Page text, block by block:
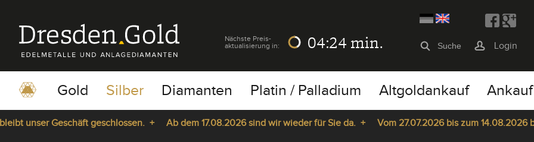
Nächste Preis-
aktualisierung in:
04:24 min. Login
Gold Silber Diamanten Platin / Palladium Altgoldankauf Ankauf
unser Geschäft geschlossen. + Ab dem 17.08.2026 sind wir wieder für Sie da. + Vom 27.07.2026 bis zum 14.08.2026